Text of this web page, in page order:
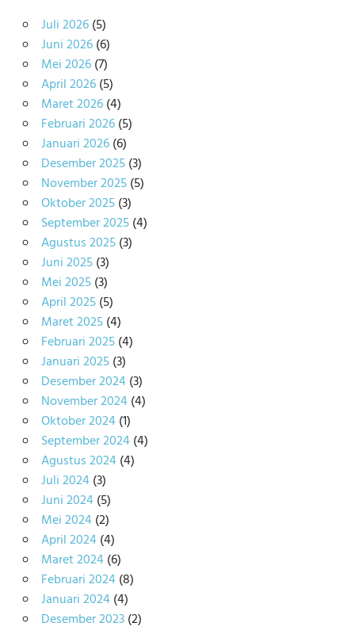
Juli 2026(5)
Juni 2026(6)
Mei 2026(7)
April 2026(5)
Maret 2026(4)
Februari 2026(5)
Januari 2026(6)
Desember 2025(3)
November 2025(5)
Oktober 2025(3)
September 2025(4)
Agustus 2025(3)
Juni 2025(3)
Mei 2025(3)
April 2025(5)
Maret 2025(4)
Februari 2025(4)
Januari 2025(3)
Desember 2024(3)
November 2024(4)
Oktober 2024(1)
September 2024(4)
Agustus 2024(4)
Juli 2024(3)
Juni 2024(5)
Mei 2024(2)
April 2024(4)
Maret 2024(6)
Februari 2024(8)
Januari 2024(4)
Desember 2023(2)